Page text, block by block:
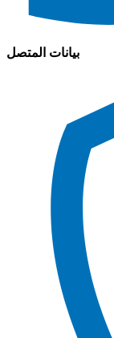
بيانات المتصل